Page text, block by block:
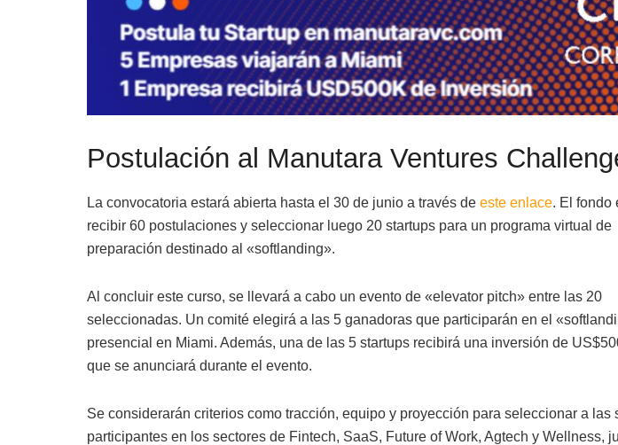
Postulación al Manutara Ventures
La convocatoria estará abierta hasta el 30 de junio a través de este enlace. El fondo
recibir 60 postulaciones y seleccionar luego 20 startups para un programa virtual de
preparación destinado al «softlanding».
Al concluir este curso, se llevará a cabo un evento de «elevator pitch» entre las 20
seleccionadas. Un comité elegirá a las 5 ganadoras que participarán en el
presencial en Miami. Además, una de las 5 startups recibirá una inversión de
que se anunciará durante el evento.
Se considerarán criterios como tracción, equipo y proyección para seleccionar a las
participantes en los sectores de Fintech, SaaS, Future of Work, Agtech y Wellness,